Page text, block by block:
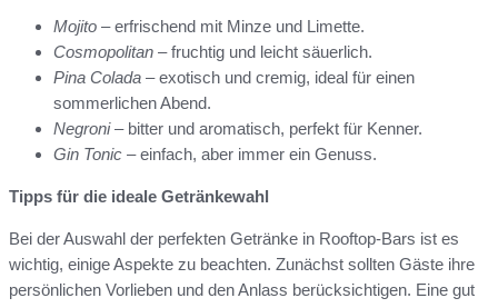
Mojito – erfrischend mit Minze und Limette.
Cosmopolitan – fruchtig und leicht säuerlich.
Pina Colada – exotisch und cremig, ideal für einen
sommerlichen Abend.
Negroni– bitter und aromatisch, perfekt für Kenner.
Gin Tonic – einfach, aber immer ein Genuss.
Tipps für die ideale Getränkewahl
Bei der Auswahl der perfekten Getränke in Rooftop-Bars ist es
wichtig, einige Aspekte zu beachten. Zunächst sollten Gäste ihre
persönlichen Vorlieben und den Anlass berücksichtigen. Eine gut